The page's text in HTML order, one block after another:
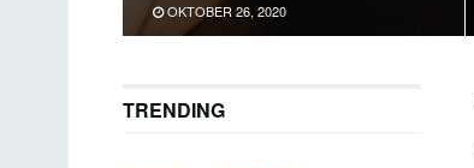
OKTOBER 26, 2020
TRENDING